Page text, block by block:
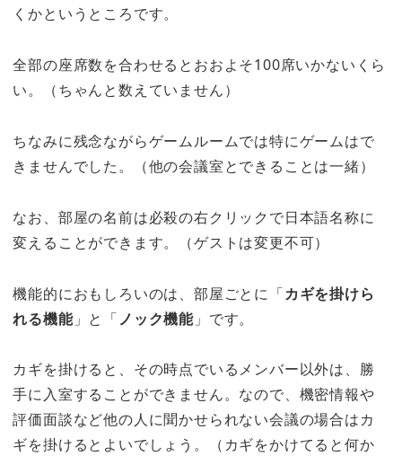
くかというところです。
全部の座席数を合わせるとおおよそ100席いかないくら
い。（ちゃんと数えていません）
ちなみに残念ながらゲームルームでは特にゲームはで
きませんでした。（他の会議室とできることは一緒）
なお、部屋の名前は必殺の右クリックで日本語名称に
変えることができます。（ゲストは変更不可）
機能的におもしろいのは、部屋ごとに「カギを掛けら
れる機能」と「ノック機能 」です。
カギを掛けると、その時点でいるメンバー以外は、勝
手に入室することができません。なので、機密情報や
評価面談など他の人に聞かせられない会議の場合はカ
ギを掛けるとよいでしょう。（カギをかけてると何か